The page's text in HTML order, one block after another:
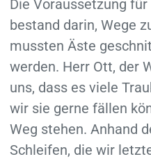
Die Voraussetzung
bestand darin, Wege
mussten Äste
werden. Herr Ott, der
uns, dass es viele
wir sie gerne fällen
Weg stehen. Anhand
Schleifen, die wir